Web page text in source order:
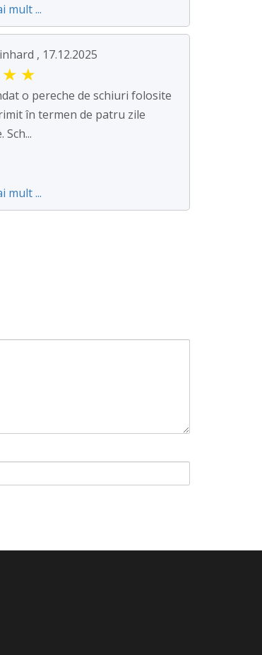
mult ...
, 17.12.2025
★ ★
o pereche de schiuri folosite
în termen de patru zile
mult ...